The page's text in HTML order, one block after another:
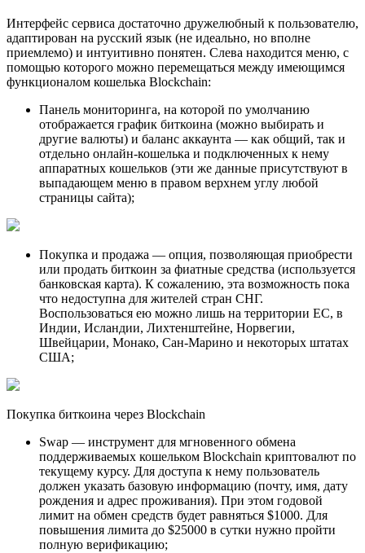
Интерфейс сервиса достаточно дружелюбный к пользователю,
адаптирован на русский язык (не идеально, но вполне
приемлемо) и интуитивно понятен. Слева находится меню, с
помощью которого можно перемещаться между имеющимся
функционалом кошелька Blockchain:
Панель мониторинга, на которой по умолчанию
отображается график биткоина (можно выбирать и
другие валюты) и баланс аккаунта — как общий, так и
отдельно онлайн-кошелька и подключенных к нему
аппаратных кошельков (эти же данные присутствуют в
выпадающем меню в правом верхнем углу любой
страницы сайта);
Покупка и продажа — опция, позволяющая приобрести
или продать биткоин за фиатные средства (используется
банковская карта). К сожалению, эта возможность пока
что недоступна для жителей стран СНГ.
Воспользоваться ею можно лишь на территории ЕС, в
Индии, Исландии, Лихтенштейне, Норвегии,
Швейцарии, Монако, Сан-Марино и некоторых штатах
США;
Покупка биткоина через Blockchain
Swap — инструмент для мгновенного обмена
поддерживаемых кошельком Blockchain криптовалют по
текущему курсу. Для доступа к нему пользователь
должен указать базовую информацию (почту, имя, дату
рождения и адрес проживания). При этом годовой
лимит на обмен средств будет равняться $1000. Для
повышения лимита до $25000 в сутки нужно пройти
полную верификацию;